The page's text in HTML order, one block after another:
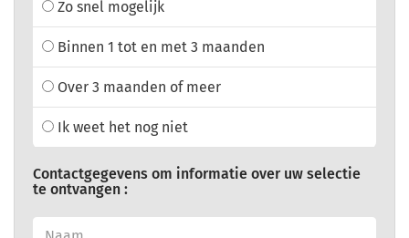
Zo snel mogelijk
Binnen 1 tot en met 3 maanden
Over 3 maanden of meer
Ik weet het nog niet
Contactgegevens om informatie over uw selectie
te ontvangen :